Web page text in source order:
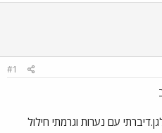
#1
עם נערות וגרמתי חילול